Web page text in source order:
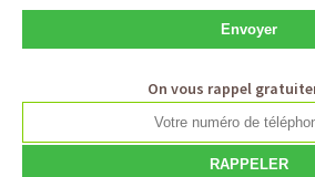
On vous rappel